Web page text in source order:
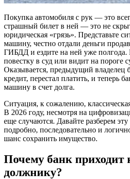
Покупка автомобиля с рук — это
страшный билет в ней — это не
юридическая «грязь». Представьте
машину, честно отдали деньги
ГИБДД и ездите на ней уже полгода.
повестку в суд или видит на пороге
Оказывается, предыдущий владелец
кредит, перестал платить, и теперь
машину в счет долга.
Ситуация, к сожалению,
В 2026 году, несмотря на
еще случаются. Давайте разберем
подробно, последовательно и
шанс сохранить имущество.
Почему банк приходит
должнику?